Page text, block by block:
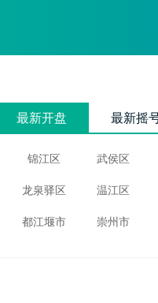
最新开盘 最新摇
锦江区 武侯区
龙泉驿区 温江区
都江堰市 崇州市